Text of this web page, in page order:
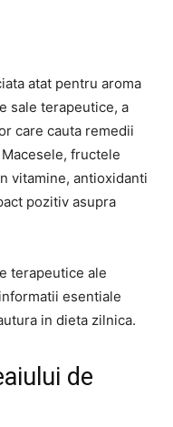
atat pentru aroma
sale terapeutice, a
care cauta remedii
fructele
vitamine, antioxidanti
pozitiv asupra
terapeutice ale
esentiale
in dieta zilnica.
de